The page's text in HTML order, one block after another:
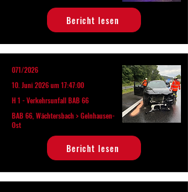
Bericht lesen
071/2026
10. Juni 2026 um 17:47:00
H 1 - Verkehrsunfall BAB 66
BAB 66, Wächtersbach > Gelnhausen-
Ost
Bericht lesen